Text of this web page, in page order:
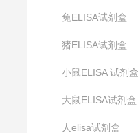
兔ELISA试剂盒
猪ELISA试剂盒
小鼠ELISA 试剂盒
大鼠ELISA试剂盒
人elisa试剂盒